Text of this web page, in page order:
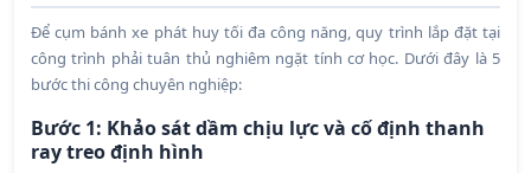
Để cụm bánh xe phát huy tối đa công năng, quy trình lắp đặt tại
công trình phải tuân thủ nghiêm ngặt tính cơ học. Dưới đây là 5
bước thi công chuyên nghiệp:
Bước 1: Khảo sát dầm chịu lực và cố định thanh
ray treo định hình